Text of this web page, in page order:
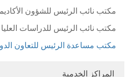
مكتب نائب الرئيس للشؤون
مكتب نائب الرئيس للدراسات
مكتب مساعدة الرئيس للتعاون
المراكز الخدمية